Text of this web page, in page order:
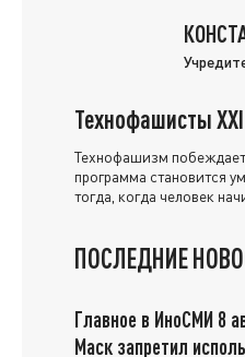
Технофашисты
Технофашизм побеждает
программа становится
тогда, когда человек
ПОСЛЕДНИЕ
Главное в ИноСМИ 8
Маск запретил